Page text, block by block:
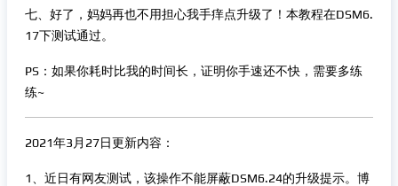
七、好了，妈妈再也不用担心我手痒点升级了！本教程在DSM6.
17下测试通过。
PS：如果你耗时比我的时间长，证明你手速还不快，需要多练
练~
2021年3月27日更新内容：
1、近日有网友测试，该操作不能屏蔽DSM6.24的升级提示。博